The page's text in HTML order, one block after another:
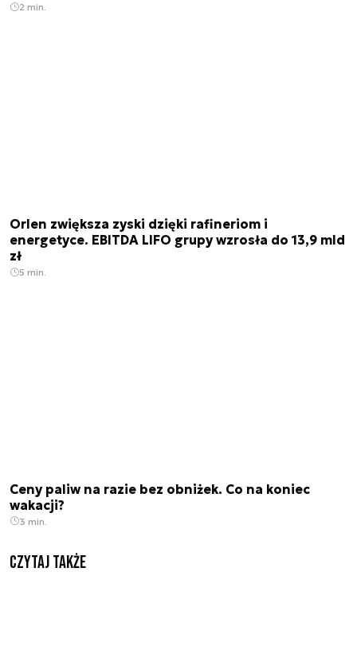
2 min.
Orlen zwiększa zyski dzięki rafineriom i
energetyce. EBITDA LIFO grupy wzrosła do 13,9 mld
zł
5 min.
Ceny paliw na razie bez obniżek. Co na koniec
wakacji?
3 min.
Czytaj także